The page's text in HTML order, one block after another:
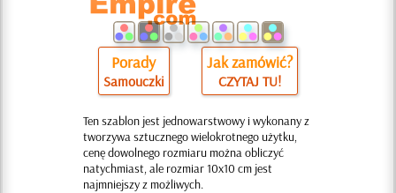
Porady
Samouczki
Jak zamówić?
CZYTAJ TU!
Ten szablon jest jednowarstwowy i wykonany z
tworzywa sztucznego wielokrotnego użytku,
cenę dowolnego rozmiaru można obliczyć
natychmiast, ale rozmiar 10x10 cm jest
najmniejszy z możliwych.